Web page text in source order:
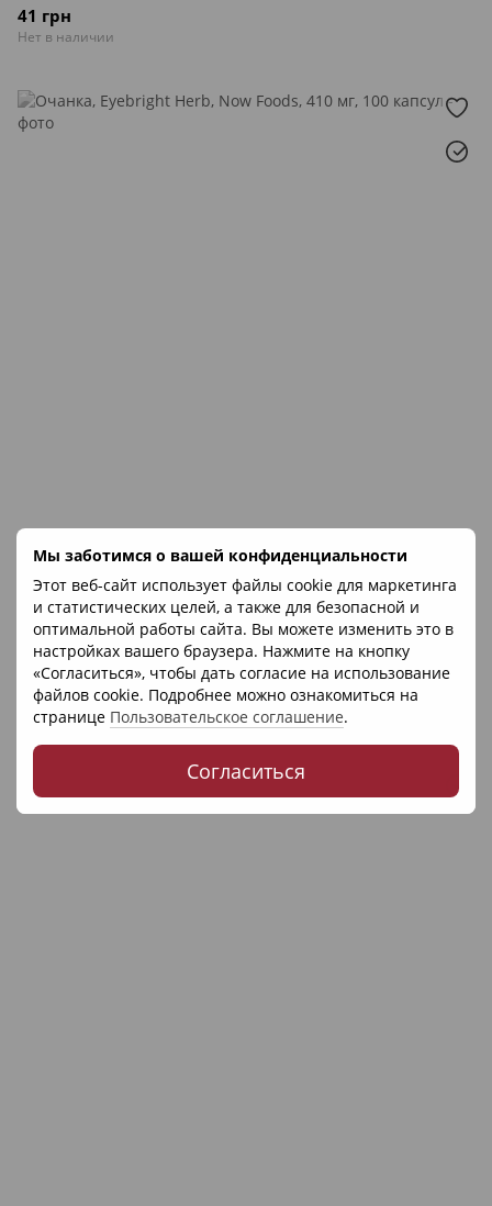
Мы заботимся о вашей конфиденциальности
Этот веб-сайт использует файлы cookie для маркетинга
и статистических целей, а также для безопасной и
оптимальной работы сайта. Вы можете изменить это в
настройках вашего браузера. Нажмите на кнопку
«Согласиться», чтобы дать согласие на использование
файлов cookie. Подробнее можно ознакомиться на
странице Пользовательское соглашение.
Согласиться
41 грн
Нет в наличии
Артикул: 19214
Now Foods
Очанка, Eyebright Herb, Now Foods, 410 мг, 100 капсул
256 грн
Нет в наличии